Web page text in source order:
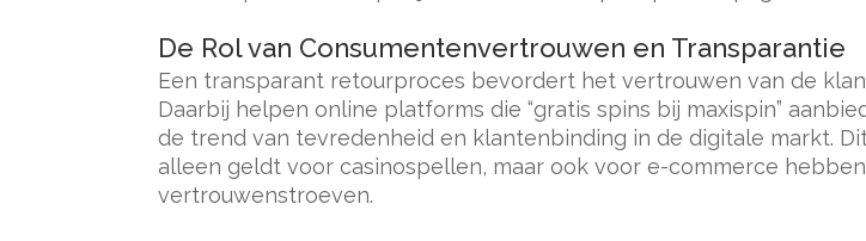
De Rol van Consumentenvertrouwen en Transparantie
Een transparant retourproces bevordert het vertrouwen van de
Daarbij helpen online platforms die “gratis spins bij maxispin”
de trend van tevredenheid en klantenbinding in de digitale markt.
alleen geldt voor casinospellen, maar ook voor e-commerce
vertrouwenstroeven.